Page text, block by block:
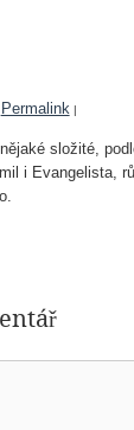
Permalink |
složité,
i Evangelista,